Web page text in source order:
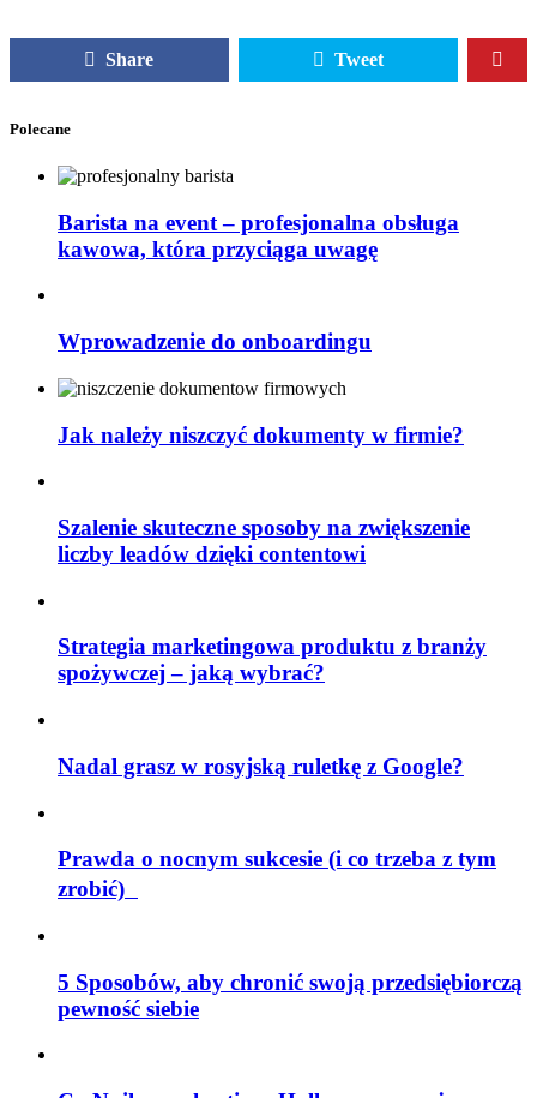
Share Tweet
Polecane
Barista na event – profesjonalna obsługa
kawowa, która przyciąga uwagę
Wprowadzenie do onboardingu
Jak należy niszczyć dokumenty w firmie?
Szalenie skuteczne sposoby na zwiększenie
liczby leadów dzięki contentowi
Strategia marketingowa produktu z branży
spożywczej – jaką wybrać?
Nadal grasz w rosyjską ruletkę z Google?
Prawda o nocnym sukcesie (i co trzeba z tym
zrobić)
5 Sposobów, aby chronić swoją przedsiębiorczą
pewność siebie